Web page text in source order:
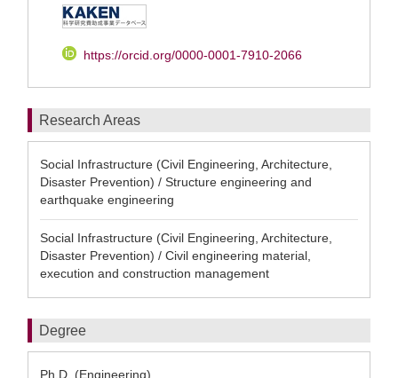
https://orcid.org/0000-0001-7910-2066
Research Areas
Social Infrastructure (Civil Engineering, Architecture,
Disaster Prevention) / Structure engineering and
earthquake engineering
Social Infrastructure (Civil Engineering, Architecture,
Disaster Prevention) / Civil engineering material,
execution and construction management
Degree
Ph.D. (Engineering)